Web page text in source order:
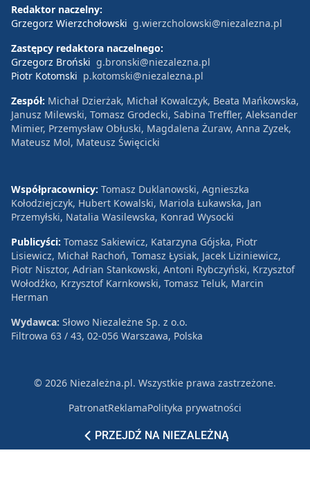
PRZEJDŹ NA NIEZALEŻNĄ
Redaktor naczelny:
Grzegorz Wierzchołowski g.wierzcholowski@niezalezna.pl
Zastępcy redaktora naczelnego:
Grzegorz Broński g.bronski@niezalezna.pl
Piotr Kotomski p.kotomski@niezalezna.pl
Zespół: Michał Dzierżak, Michał Kowalczyk, Beata Mańkowska,
Janusz Milewski, Tomasz Grodecki, Sabina Treffler, Aleksander
Mimier, Przemysław Obłuski, Magdalena Żuraw, Anna Zyzek,
Mateusz Mol, Mateusz Święcicki
Współpracownicy: Tomasz Duklanowski, Agnieszka
Kołodziejczyk, Hubert Kowalski, Mariola Łukawska, Jan
Przemyłski, Natalia Wasilewska, Konrad Wysocki
Publicyści: Tomasz Sakiewicz, Katarzyna Gójska, Piotr
Lisiewicz, Michał Rachoń, Tomasz Łysiak, Jacek Liziniewicz,
Piotr Nisztor, Adrian Stankowski, Antoni Rybczyński, Krzysztof
Wołodźko, Krzysztof Karnkowski, Tomasz Teluk, Marcin
Herman
Wydawca: Słowo Niezależne Sp. z o.o.
Filtrowa 63 / 43, 02-056 Warszawa, Polska
© 2026 Niezależna.pl. Wszystkie prawa zastrzeżone.
PatronatReklamaPolityka prywatności